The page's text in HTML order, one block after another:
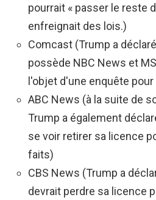
pourrait « passer le reste
enfreignait des lois.)
Comcast (Trump a
possède NBC News et
l'objet d'une enquête pour
ABC News (à la suite de
Trump a également
se voir retirer sa licence
faits)
CBS News (Trump a
devrait perdre sa licence